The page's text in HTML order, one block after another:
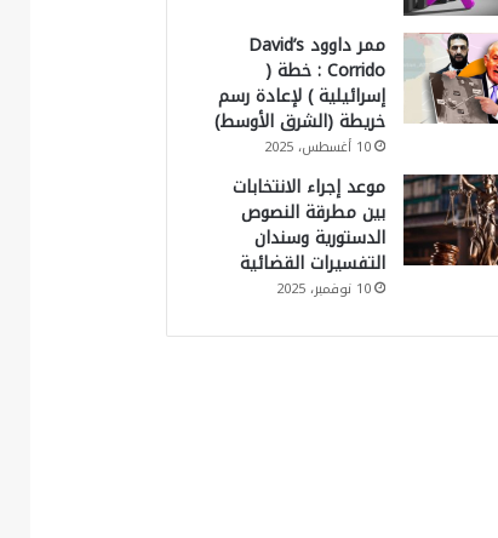
ممر داوود David’s
Corrido : خطة (
إسرائيلية ) لإعادة رسم
خريطة (الشرق الأوسط)
10 أغسطس، 2025
موعد إجراء الانتخابات
بين مطرقة النصوص
الدستورية وسندان
التفسيرات القضائية
10 نوفمبر، 2025